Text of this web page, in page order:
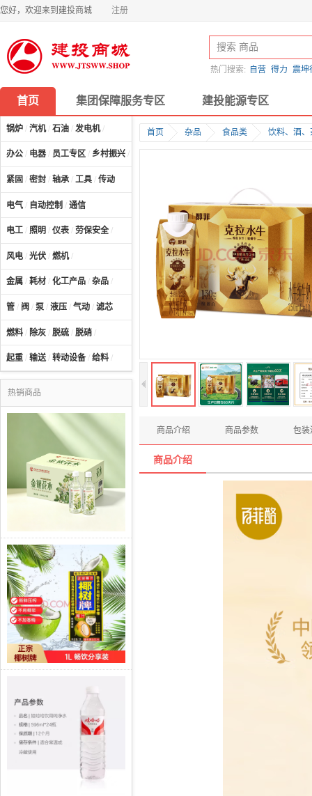
您好，欢迎来到建投商城 注册
热门搜索: 自营 得力 震坤
首页 集团保障服务专区 建投能源专区
锅炉 / 汽机/ 石油 / 发电机/
办公 / 电器 / 员工专区 / 乡村振兴 /
紧固 / 密封 / 轴承 / 工具 / 传动
电气 / 自动控制 / 通信
电工 / 照明 / 仪表 / 劳保安全 /
风电 / 光伏 / 燃机/
金属 / 耗材 / 化工产品 / 杂品 /
管 / 阀 / 泵 / 液压 / 气动 / 滤芯
燃料 / 除灰 / 脱硫 / 脱硝 /
起重 / 输送/ 转动设备 / 给料 /
热销商品
首页 杂品 食品类 饮料、酒、
商品介绍 商品参数 包装
商品介绍